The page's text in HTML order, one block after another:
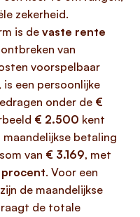
zekerheid.
is de vaste rente
van
voorspelbaar
een persoonlijke
onder de €
€ 2.500 kent
betaling
van € 3.169, met
procent. Voor een
de maandelijkse
de totale